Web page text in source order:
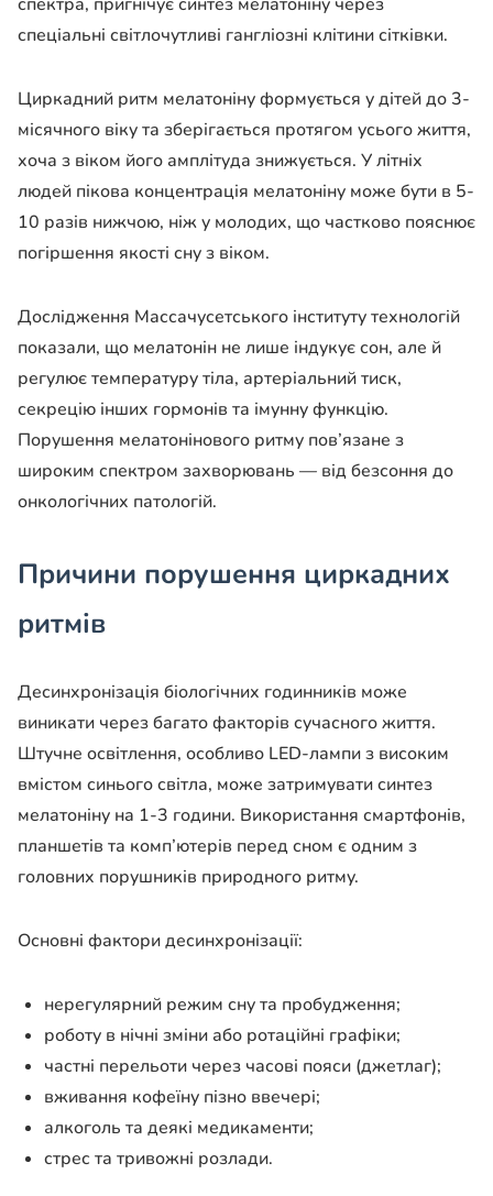
спеціальні світлочутливі гангліозні клітини сітківки.
Циркадний ритм мелатоніну формується у дітей до 3-
місячного віку та зберігається протягом усього життя,
хоча з віком його амплітуда знижується. У літніх
людей пікова концентрація мелатоніну може бути в 5-
10 разів нижчою, ніж у молодих, що частково пояснює
погіршення якості сну з віком.
Дослідження Массачусетського інституту технологій
показали, що мелатонін не лише індукує сон, але й
регулює температуру тіла, артеріальний тиск,
секрецію інших гормонів та імунну функцію.
Порушення мелатонінового ритму пов’язане з
широким спектром захворювань — від безсоння до
онкологічних патологій.
Причини порушення циркадних
ритмів
Десинхронізація біологічних годинників може
виникати через багато факторів сучасного життя.
Штучне освітлення, особливо LED-лампи з високим
вмістом синього світла, може затримувати синтез
мелатоніну на 1-3 години. Використання смартфонів,
планшетів та комп’ютерів перед сном є одним з
головних порушників природного ритму.
Основні фактори десинхронізації:
нерегулярний режим сну та пробудження;
роботу в нічні зміни або ротаційні графіки;
частні перельоти через часові пояси (джетлаг);
вживання кофеїну пізно ввечері;
алкоголь та деякі медикаменти;
стрес та тривожні розлади.